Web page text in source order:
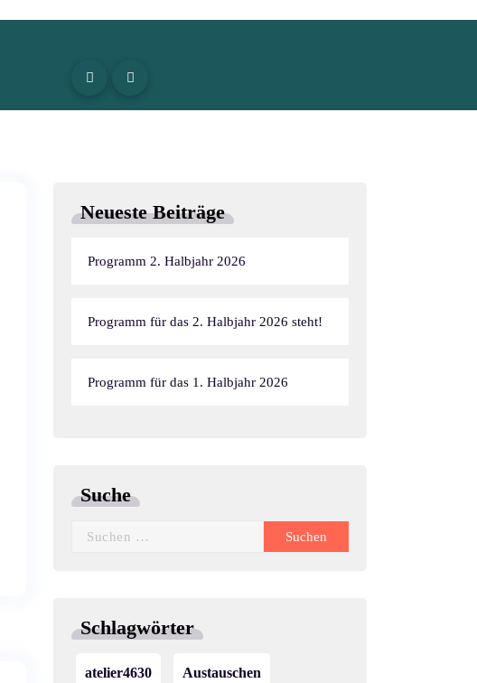
Neueste Beiträge
Programm 2. Halbjahr 2026
Programm für das 2. Halbjahr 2026 steht!
Programm für das 1. Halbjahr 2026
Suche
Suchen
Schlagwörter
atelier4630 Austauschen